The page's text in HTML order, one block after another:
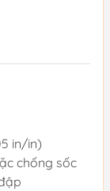
in/in)
chống sốc